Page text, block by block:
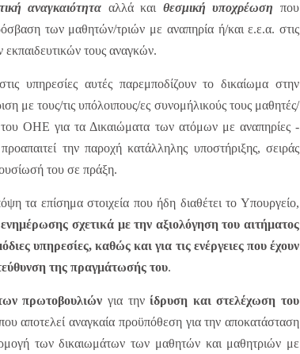
αναγκαιότητα αλλά και θεσμική υποχρέωση που
των μαθητών/τριών με αναπηρία ή/και ε.ε.α. στις
εκπαιδευτικών τους αναγκών.
υπηρεσίες αυτές παρεμποδίζουν το δικαίωμα στην
με τους/τις υπόλοιπους/ες συνομήλικούς τους μαθητές/
ΟΗΕ για τα Δικαιώματα των ατόμων με αναπηρίες -
την παροχή κατάλληλης υποστήριξης, σειράς
του σε πράξη.
τα επίσημα στοιχεία που ήδη διαθέτει το Υπουργείο,
σχετικά με την αξιολόγηση του αιτήματος
υπηρεσίες, καθώς και για τις ενέργειες που έχουν
της πραγμάτωσής του.
πρωτοβουλιών για τηνίδρυση και στελέχωση του
αποτελεί αναγκαία προϋπόθεση για την αποκατάσταση
των δικαιωμάτων των μαθητών και μαθητριών με